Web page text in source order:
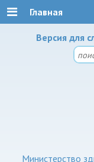
Версия для
Министерство
Главная